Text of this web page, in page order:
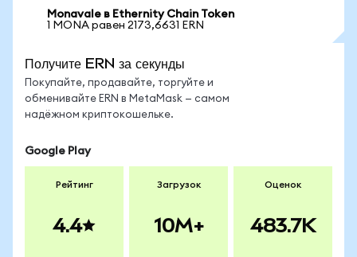
Monavale в Ethernity Chain Token
1 MONA равен 2173,6631 ERN
Получите ERN за секунды
Покупайте, продавайте, торгуйте и
обменивайте ERN в MetaMask — самом
надёжном криптокошельке.
Google Play
Рейтинг
4.4
Загрузок
10M+
Оценок
483.7K